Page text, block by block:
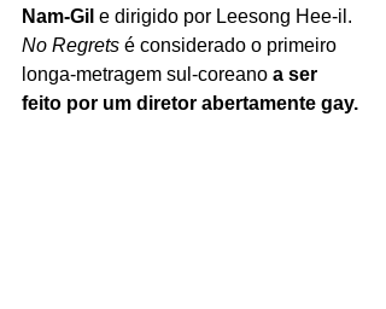
Nam-Gil e dirigido por Leesong Hee-il.
No Regrets é considerado o primeiro
longa-metragem sul-coreano a ser
feito por um diretor abertamente gay.